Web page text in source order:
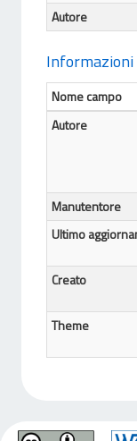
Autore
Nome campo
Autore
Manutentore
Ultimo
Creato
Theme